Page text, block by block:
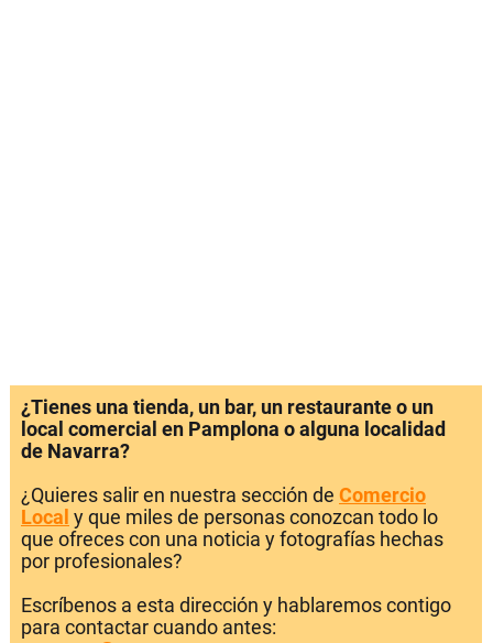
¿Tienes una tienda, un bar, un restaurante o un
local comercial en Pamplona o alguna localidad
de Navarra?
¿Quieres salir en nuestra sección de Comercio
Local y que miles de personas conozcan todo lo
que ofreces con una noticia y fotografías hechas
por profesionales?
Escríbenos a esta dirección y hablaremos contigo
para contactar cuando antes: